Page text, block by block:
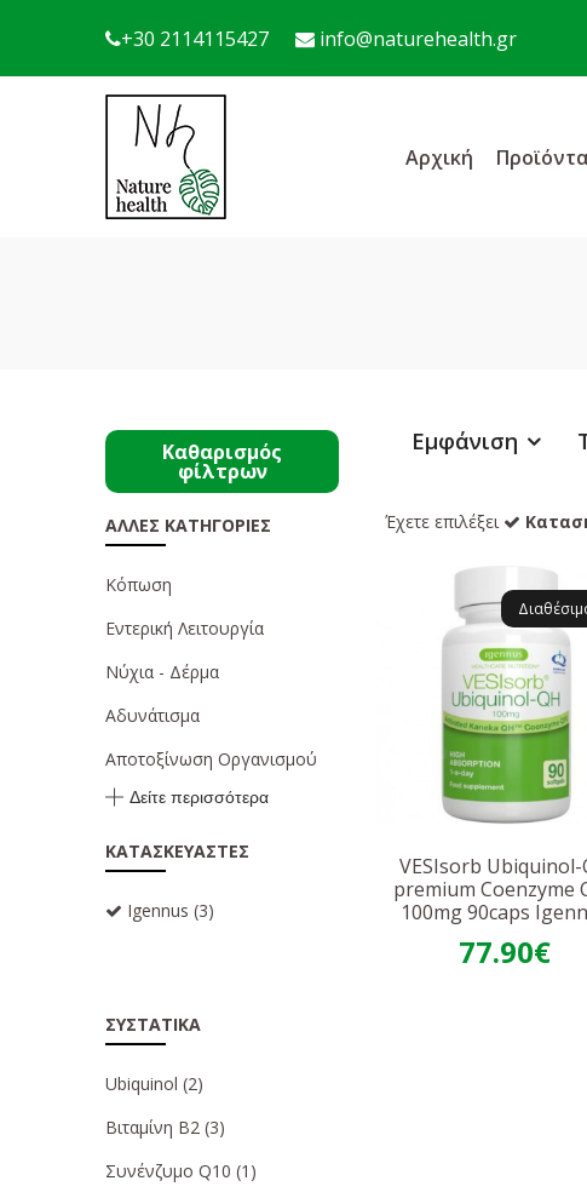
+30 2114115427 info@naturehealth.gr
Αρχική Προϊόντα
Εμφάνιση
Έχετε επιλέξει
VESIsorb Ubiquinol-
premium Coenzyme
100mg 90caps
77.90€
Καθαρισμός
φίλτρων
ΆΛΛΕΣ ΚΑΤΗΓΟΡΊΕΣ
Κόπωση
Εντερική Λειτουργία
Νύχια - Δέρμα
Αδυνάτισμα
Αποτοξίνωση Οργανισμού
Δείτε περισσότερα
ΚΑΤΑΣΚΕΥΑΣΤΈΣ
Igennus (3)
ΣΥΣΤΑΤΙΚΆ
Ubiquinol (2)
Βιταμίνη Β2 (3)
Συνένζυμο Q10 (1)